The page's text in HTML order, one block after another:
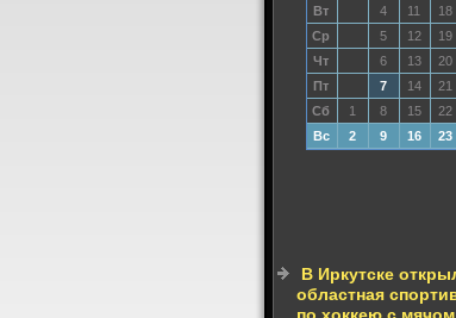
Вт
4 11 18
Ср
5 12 19
Чт
6 13 20
Пт
7 14 21
Сб
1 8 15 22
Вс
2 9 16 23
В Иркутске
областная